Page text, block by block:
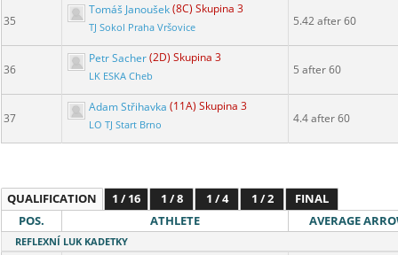
35
Tomáš Janoušek(8C) Skupina 3
TJ Sokol Praha Vršovice 5.42 after 60
36
Petr Sacher(2D) Skupina 3
LK ESKA Cheb 5 after 60
37
Adam Střihavka (11A) Skupina 3
LO TJ Start Brno 4.4 after 60
QUALIFICATION 1 / 16 1 / 8 1 / 4 1 / 2
FINAL
POS.
ATHLETE AVERAGE
REFLEXNÍ LUK KADETKY